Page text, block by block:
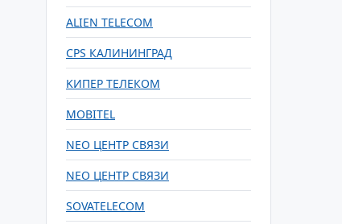
ALIEN TELECOM
CPS КАЛИНИНГРАД
KИПЕР ТЕЛЕКОМ
MOBITEL
NEO ЦЕНТР СВЯЗИ
NEO ЦЕНТР СВЯЗИ
SOVATELECOM